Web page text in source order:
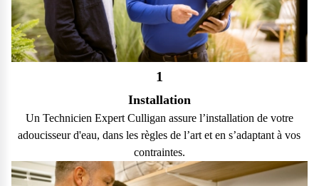
1
Installation
Un Technicien Expert Culligan assure l’installation de votre
adoucisseur d'eau, dans les règles de l’art et en s’adaptant à vos
contraintes.